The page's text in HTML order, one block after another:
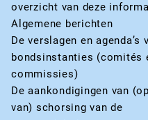
overzicht van deze
Algemene berichten
De verslagen en agenda’s
bondsinstanties (comités
commissies)
De aankondigingen van
van) schorsing van de